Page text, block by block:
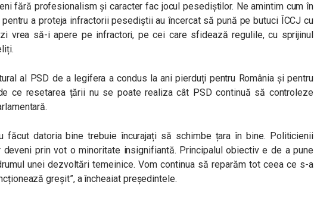
fără profesionalism și caracter fac jocul pesediștilor. Ne amintim cum în
a proteja infractorii pesediștii au încercat să pună pe butuci ÎCCJ cu
vrea să-i apere pe infractori, pe cei care sfidează regulile, cu sprijinul
al PSD de a legifera a condus la ani pierduți pentru România și pentru
ce resetarea țării nu se poate realiza cât PSD continuă să controleze
făcut datoria bine trebuie încurajați să schimbe țara în bine. Politicienii
deveni prin vot o minoritate insignifiantă. Principalul obiectiv e de a pune
unei dezvoltări temeinice. Vom continua să reparăm tot ceea ce s-a
greșit”, a încheaiat președintele.